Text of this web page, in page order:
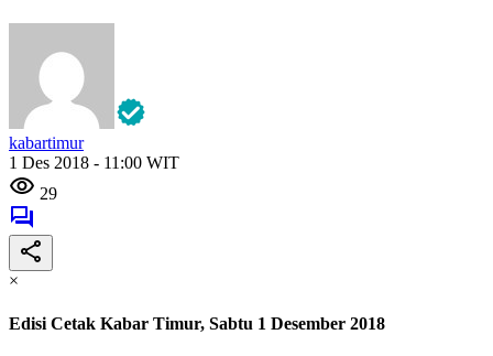
kabartimur
1 Des 2018 - 11:00 WIT
29
×
Edisi Cetak Kabar Timur, Sabtu 1 Desember 2018